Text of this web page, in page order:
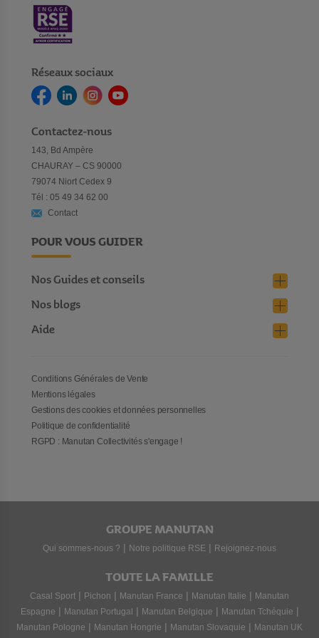
Réseaux sociaux
Contactez-nous
143, Bd Ampère
CHAURAY – CS 90000
79074 Niort Cedex 9
Tél : 05 49 34 62 00
Contact
POUR VOUS GUIDER
Nos Guides et conseils
Nos blogs
Aide
Conditions Générales de Vente
Mentions légales
Gestions des cookies et données personnelles
Politique de confidentialité
RGPD : Manutan Collectivités s'engage !
GROUPE MANUTAN
Qui sommes-nous ? | Notre politique RSE | Rejoignez-nous
TOUTE LA FAMILLE
Casal Sport | Pichon | Manutan France | Manutan Italie | Manutan
Espagne | Manutan Portugal | Manutan Belgique | Manutan Tchéquie |
Manutan Pologne | Manutan Hongrie | Manutan Slovaquie | Manutan UK